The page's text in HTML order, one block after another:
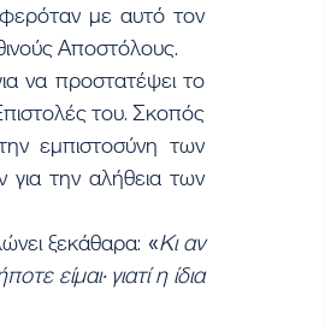
με αυτό τον
Αποστόλους.
να προστατέψει το
του. Σκοπός
εμπιστοσύνη των
για την αλήθεια των
ξεκάθαρα: «Κι αν
είμαι· γιατί η ίδια